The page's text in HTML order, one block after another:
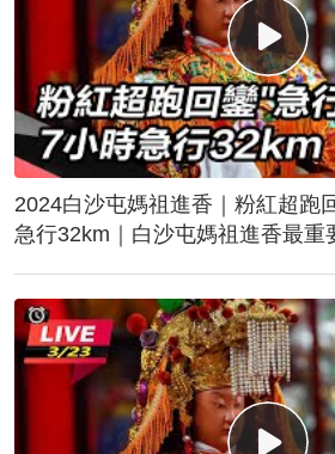
2024白沙屯媽祖進香｜粉紅超跑
急行32km｜白沙屯媽祖進香最重